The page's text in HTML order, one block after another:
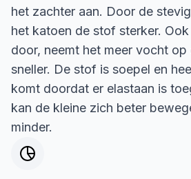
het zachter aan. Door de
het katoen de stof sterker.
door, neemt het meer vocht
sneller. De stof is soepel en
komt doordat er elastaan is
kan de kleine zich beter
minder.